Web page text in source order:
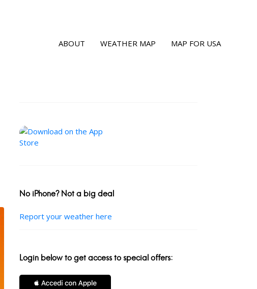
ABOUT WEATHER MAP MAP FOR USA
No iPhone? Not a big deal
Report your weather here
Login below to get access to special offers: